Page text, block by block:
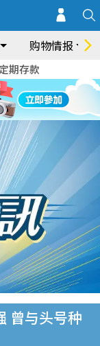
购物情报
定期存款
曾与头号种